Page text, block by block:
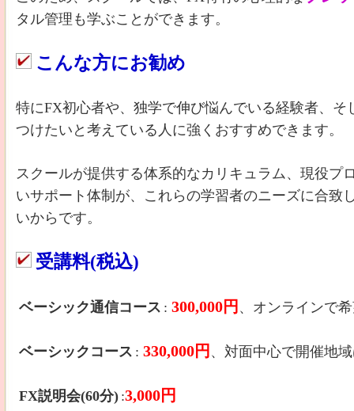
タル管理も学ぶことができます。
こんな方にお勧め
特にFX初心者や、独学で伸び悩んでいる経験者、
つけたいと考えている人に強くおすすめできます。
スクールが提供する体系的なカリキュラム、現役プ
いサポート体制が、これらの学習者のニーズに合致
いからです。
受講料(税込)
ベーシック通信コース :300,000円 、オンラインで
ベーシックコース :330,000円 、対面中心で開催地
FX説明会(60分) :3,000円